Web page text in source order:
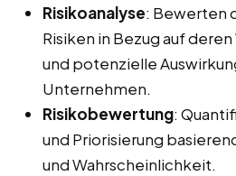
Risikoanalyse: Bewerten
Risiken in Bezug auf
und potenzielle
Unternehmen.
Risikobewertung:
und Priorisierung
und Wahrscheinlichkeit.